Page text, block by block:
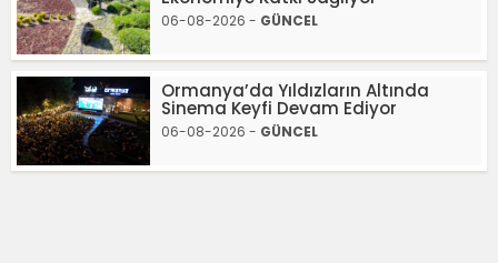
06-08-2026 - GÜNCEL
Ormanya’da Yıldızların Altında
Sinema Keyfi Devam Ediyor
06-08-2026 - GÜNCEL